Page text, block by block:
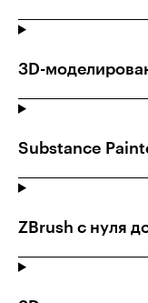
3D-
Substance
ZBrush с нуля